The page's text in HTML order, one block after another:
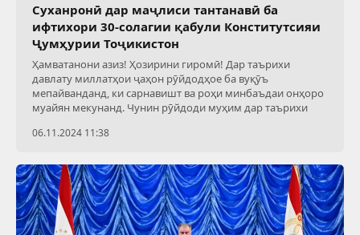
Суханронӣ дар маҷлиси тантанавӣ ба
ифтихори 30-солагии қабули Конститутсияи
Ҷумҳурии Тоҷикистон
Ҳамватанони азиз! Ҳозирини гиромӣ! Дар таърихи
давлату миллатҳои ҷаҳон рӯйдодҳое ба вуқӯъ
мепайванданд, ки сарнавишт ва роҳи минбаъдаи онҳоро
муайян мекунанд. Чунин рӯйдоди муҳим дар таърихи
06.11.2024 11:38